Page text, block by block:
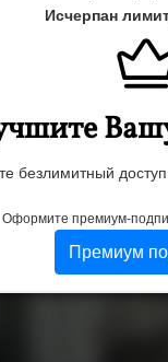
Исчерпан
безлимитный
Оформите премиум-
Премиум